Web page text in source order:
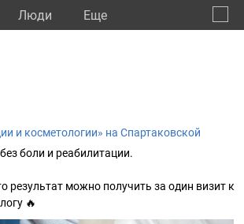
Люди Eще
и косметологии» на Спартаковской
боли и реабилитации.
результат можно получить за один визит к
🔥